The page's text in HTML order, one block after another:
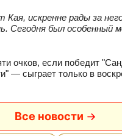
искренне рады за
Сегодня был особенный
очков, если победит
сыграет только в
Все новости